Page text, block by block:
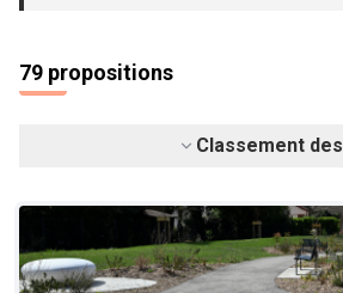
79 propositions
Classement